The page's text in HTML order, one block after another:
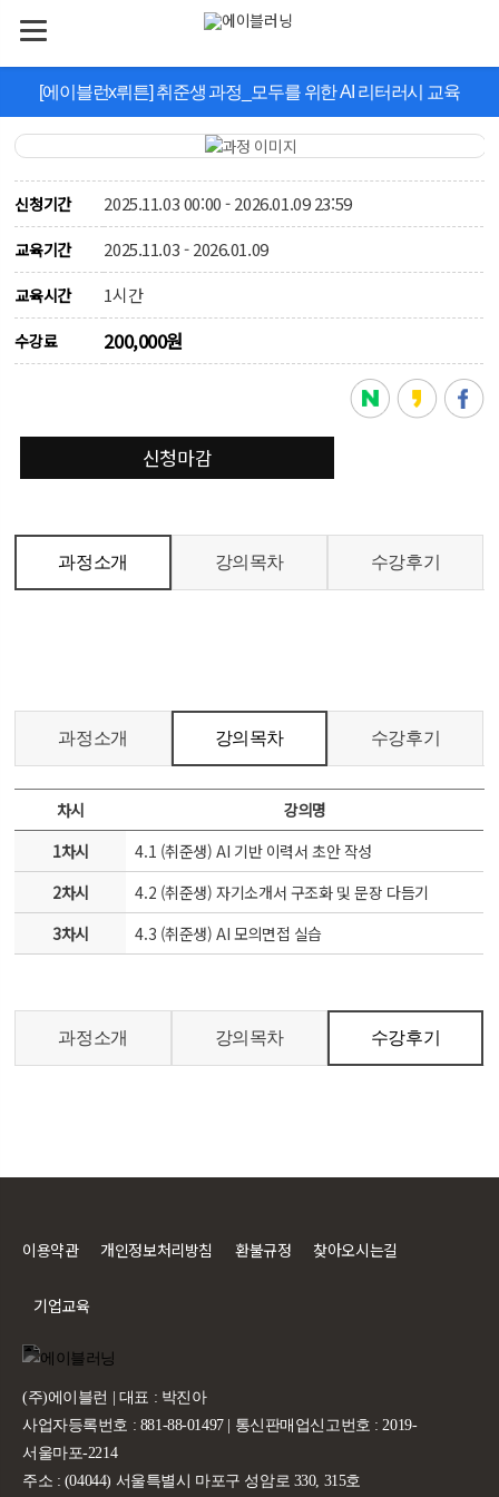
[에이블런x뤼튼] 취준생 과정_모두를 위한 AI 리터러시 교육
신청기간 2025.11.03 00:00 - 2026.01.09 23:59
교육기간 2025.11.03 - 2026.01.09
교육시간 1시간
수강료 200,000원
신청마감
과정소개 강의목차 수강후기
과정소개 강의목차 수강후기
차시
강의명
1차시
4.1 (취준생) AI 기반 이력서 초안 작성
2차시
4.2 (취준생) 자기소개서 구조화 및 문장 다듬기
3차시
4.3 (취준생) AI 모의면접 실습
과정소개 강의목차 수강후기
이용약관 개인정보처리방침 환불규정 찾아오시는길
기업교육
(주)에이블런 | 대표 : 박진아
사업자등록번호 : 881-88-01497 | 통신판매업신고번호 : 2019-
서울마포-2214
주소 : (04044) 서울특별시 마포구 성암로 330, 315호